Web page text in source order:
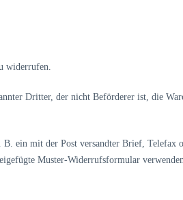
widerrufen.
Dritter, der nicht Beförderer ist, die
B. ein mit der Post versandter Brief, Telefax
Muster-Widerrufsformular